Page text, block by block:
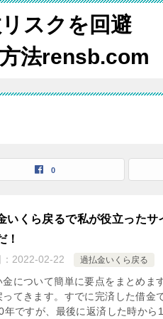
スクを回避
法rensb.com
0
いくら戻るで私が役立った
！
2022-02-22 過払金いくら戻る
金について簡単に要点をまとめま
ってきます。すでに完済した借金
年ですが、最後に返済した時から